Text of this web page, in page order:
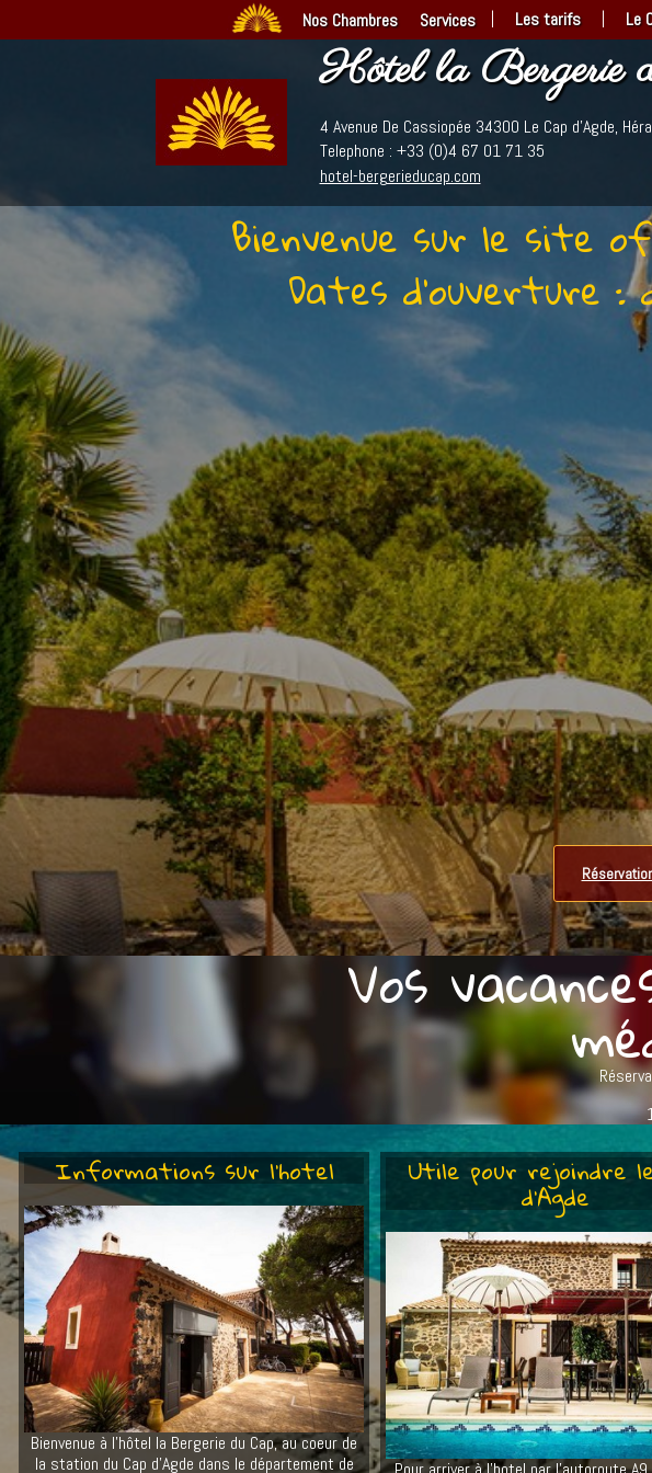
Nos Chambres Services | Les tarifs | Le
Hôtel la Bergerie
4 Avenue De Cassiopée 34300 Le Cap d'Agde,
Telephone : +33 (0)4 67 01 71 35
hotel-bergerieducap.com
Bienvenue sur le site
Dates d'ouverture :
Vos
Informations sur l'hotel
Bienvenue à l'hôtel la Bergerie du Cap, au coeur de
la station du Cap d'Agde dans le département de
Utile pour rejoindre
d'Agde